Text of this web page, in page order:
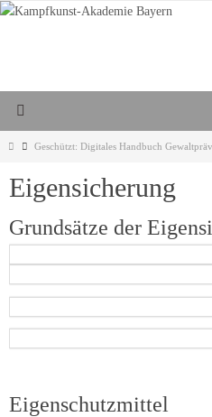
Zum
StartGeschützt: Digitales Handbuch
Eigensicherung
Grundsätze der
Eigenschutzmittel